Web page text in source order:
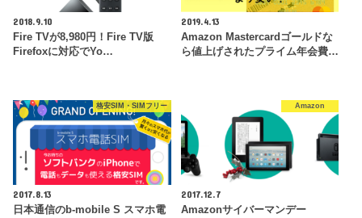
2018.9.10
Fire TVが8,980円！Fire TV版
Firefoxに対応でYo…
2019.4.13
Amazon Mastercardゴールドな
ら値上げされたプライム年会費…
格安SIM・SIMフリー
2017.8.13
日本通信のb-mobile S スマホ電
Amazon
2017.12.7
Amazonサイバーマンデー